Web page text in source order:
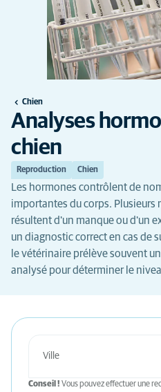
Chien
Analyses
chien
Reproduction Chien
Les hormones contrôlent de
importantes du corps. Plusieurs
résultent d'un manque ou d'un
un diagnostic correct en cas de
le vétérinaire prélève souvent
analysé pour déterminer le
Conseil ! Vous pouvez effectuer une